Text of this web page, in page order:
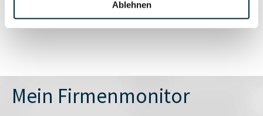
Ablehnenanfragen
Mein Firmenmonitor